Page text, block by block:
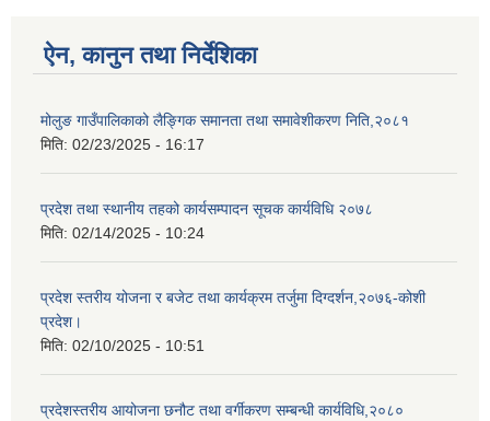
ऐन, कानुन तथा निर्देशिका
मोलुङ गाउँपालिकाको लैङ्गिक समानता तथा समावेशीकरण निति,२०८१
मिति: 02/23/2025 - 16:17
प्रदेश तथा स्थानीय तहको कार्यसम्पादन सूचक कार्यविधि २०७८
मिति: 02/14/2025 - 10:24
प्रदेश स्तरीय योजना र बजेट तथा कार्यक्रम तर्जुमा दिग्दर्शन,२०७६-कोशी
प्रदेश।
मिति: 02/10/2025 - 10:51
प्रदेशस्तरीय आयोजना छनौट तथा वर्गीकरण सम्बन्धी कार्यविधि,२०८०